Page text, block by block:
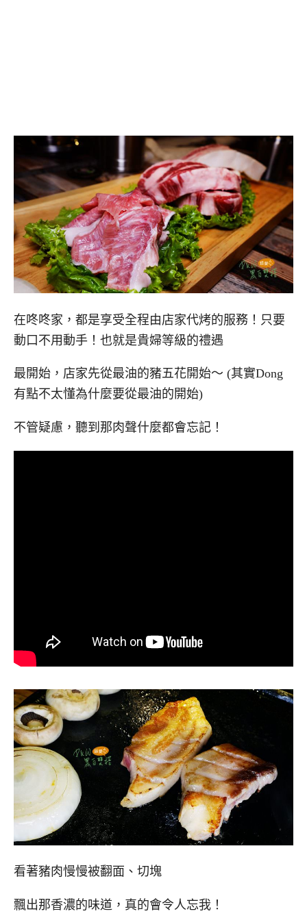
在咚咚家，都是享受全程由店家代烤的服務！只要
動口不用動手！也就是貴婦等級的禮遇
最開始，店家先從最油的豬五花開始～ (其實Dong
有點不太懂為什麼要從最油的開始)
不管疑慮，聽到那肉聲什麼都會忘記！
看著豬肉慢慢被翻面、切塊
飄出那香濃的味道，真的會令人忘我！